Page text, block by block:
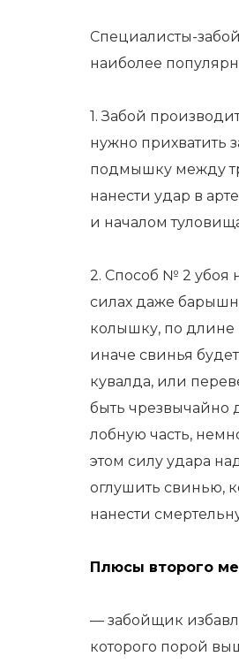
Специалисты-
наиболее
1. Забой
нужно прихватить
подмышку между
нанести удар в
и началом
2. Способ № 2 убоя
силах даже
колышку, по длине
иначе свинья
кувалда, или
быть чрезвычайно
лобную часть,
этом силу удара
оглушить свинью,
нанести
Плюсы второго
— забойщик
которого порой